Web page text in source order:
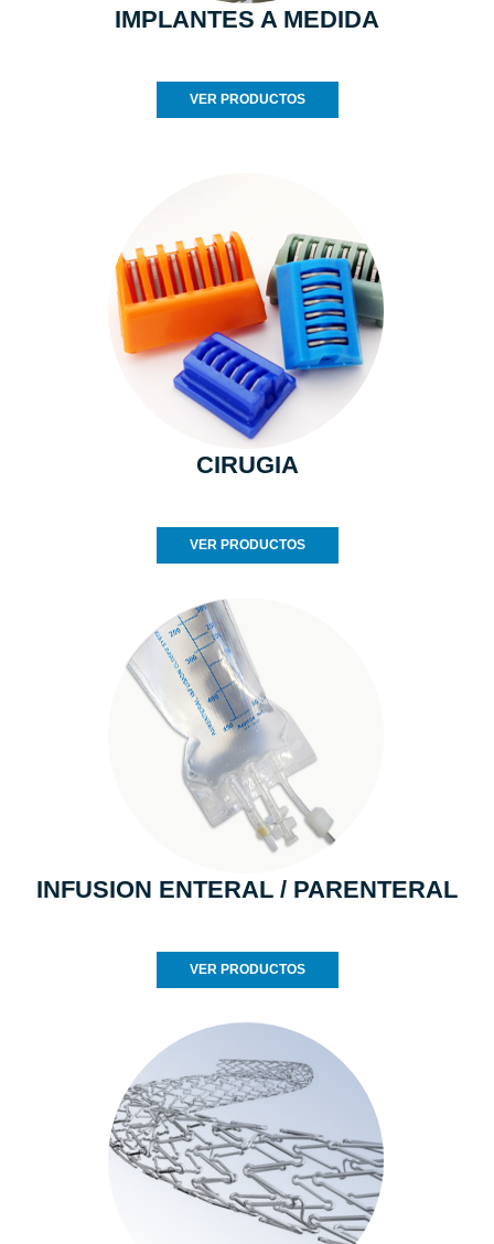
IMPLANTES A MEDIDA
VER PRODUCTOS
CIRUGIA
VER PRODUCTOS
INFUSION ENTERAL / PARENTERAL
VER PRODUCTOS